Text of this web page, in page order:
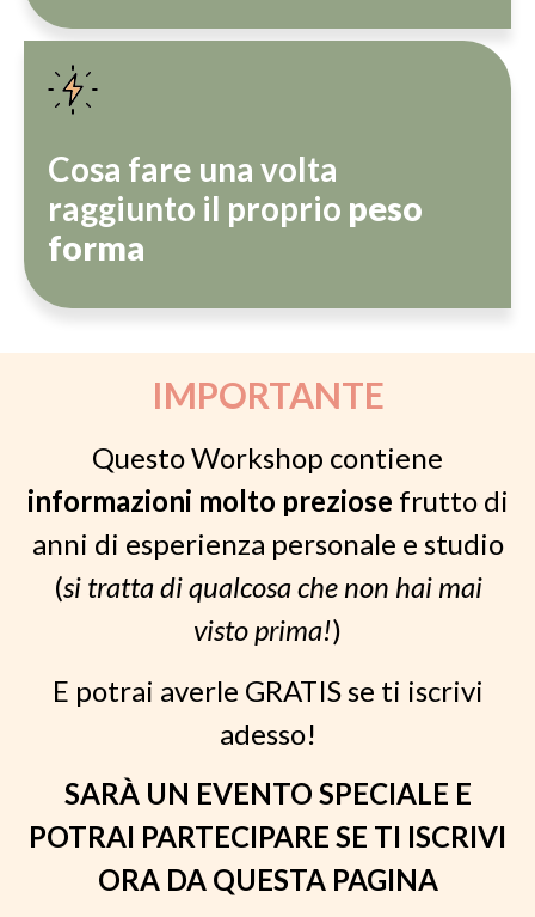
Cosa fare una volta
raggiunto il proprio peso
forma
IMPORTANTE
Questo Workshop contiene
informazioni molto preziose frutto di
anni di esperienza personale e studio
(si tratta di qualcosa che non hai mai
visto prima!)
E potrai averle GRATIS se ti iscrivi
adesso!
SARÀ UN EVENTO SPECIALE E
POTRAI PARTECIPARE SE TI ISCRIVI
ORA DA QUESTA PAGINA